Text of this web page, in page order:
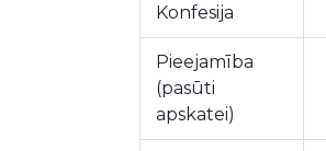
Konfesija
Pieejamība
(pasūti
apskatei)